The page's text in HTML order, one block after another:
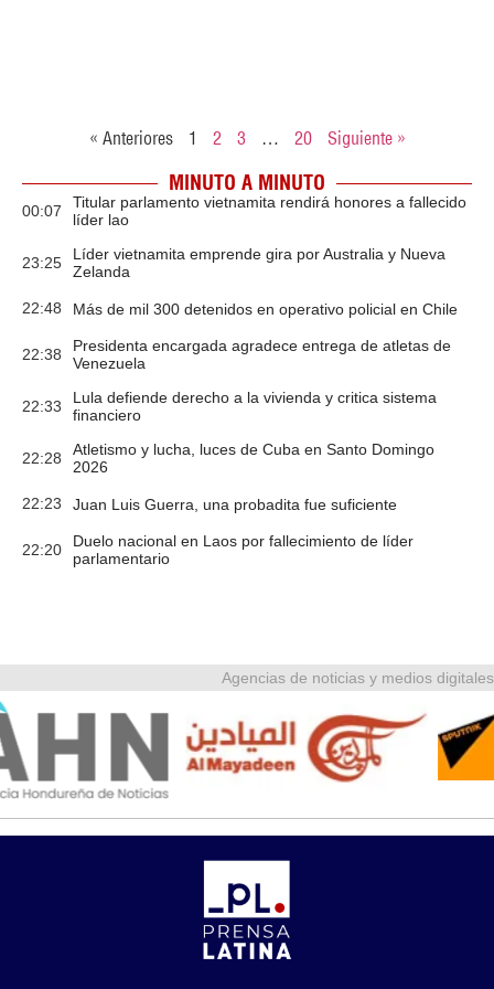
« Anteriores 1 2 3 … 20 Siguiente »
MINUTO A MINUTO
00:07
Titular parlamento vietnamita rendirá honores a fallecido
líder lao
23:25
Líder vietnamita emprende gira por Australia y Nueva
Zelanda
22:48 Más de mil 300 detenidos en operativo policial en Chile
22:38
Presidenta encargada agradece entrega de atletas de
Venezuela
22:33
Lula defiende derecho a la vivienda y critica sistema
financiero
22:28
Atletismo y lucha, luces de Cuba en Santo Domingo
2026
22:23 Juan Luis Guerra, una probadita fue suficiente
22:20
Duelo nacional en Laos por fallecimiento de líder
parlamentario
Agencias de noticias y medios digitales